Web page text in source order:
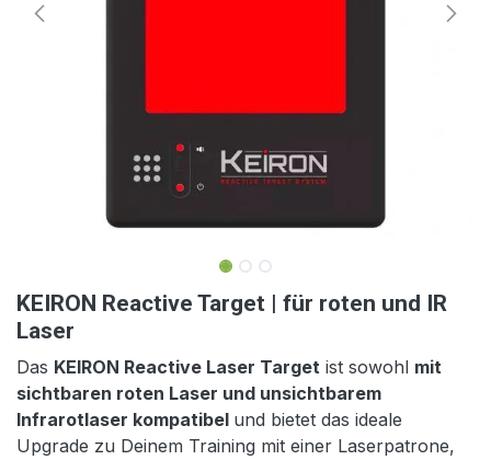
KEIRON Reactive Target | für roten und IR
Laser
Das KEIRON Reactive Laser Target ist sowohl mit
sichtbaren roten Laser und unsichtbarem
Infrarotlaser kompatibel und bietet das ideale
Upgrade zu Deinem Training mit einer Laserpatrone,